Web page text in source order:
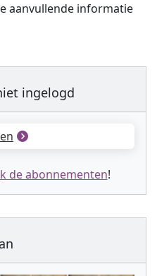
aanvullende informatie
ingelogd
de abonnementen!